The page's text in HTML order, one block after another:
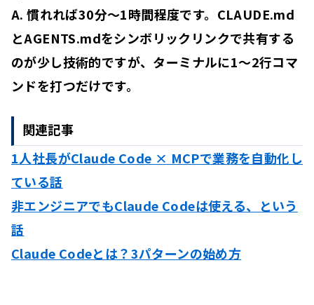
A. 慣れれば30分〜1時間程度です。CLAUDE.md
とAGENTS.mdをシンボリックリンクで共有する
のが少し技術的ですが、ターミナルに1〜2行コマ
ンドを打つだけです。
関連記事
1人社長がClaude Code × MCPで業務を自動化し
ている話
非エンジニアでもClaude Codeは使える、という
話
Claude Codeとは？3パターンの始め方